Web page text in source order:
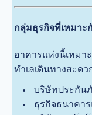
กลุ่มธุรกิจที่เหมาะ
อาคารแห่งนี้เหม
ทำเลเดินทางสะดว
บริษัทประกัน
ธุรกิจธนาคา